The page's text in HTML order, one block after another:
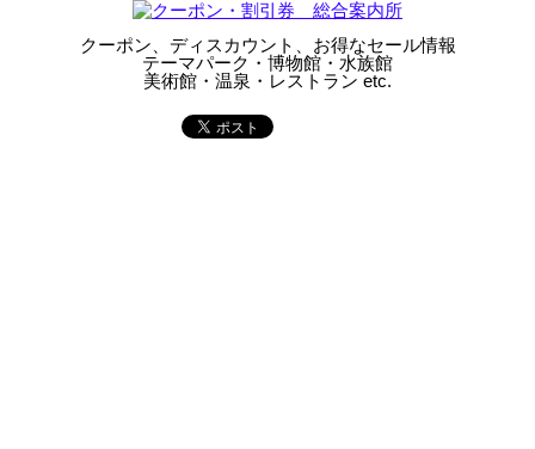
クーポン、ディスカウント、お得なセール情報
テーマパーク・博物館・水族館
美術館・温泉・レストラン etc.